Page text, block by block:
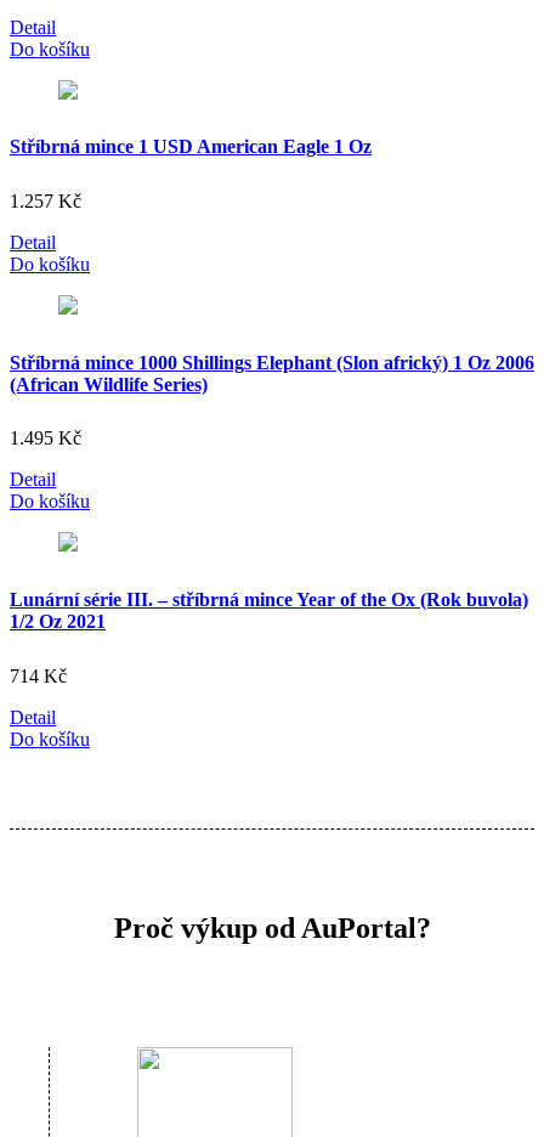
Detail
Do košíku
Stříbrná mince 1 USD American Eagle 1 Oz
1.257 Kč
Detail
Do košíku
Stříbrná mince 1000 Shillings Elephant (Slon africký) 1 Oz 2006
(African Wildlife Series)
1.495 Kč
Detail
Do košíku
Lunární série III. – stříbrná mince Year of the Ox (Rok buvola)
1/2 Oz 2021
714 Kč
Detail
Do košíku
Proč výkup od AuPortal?